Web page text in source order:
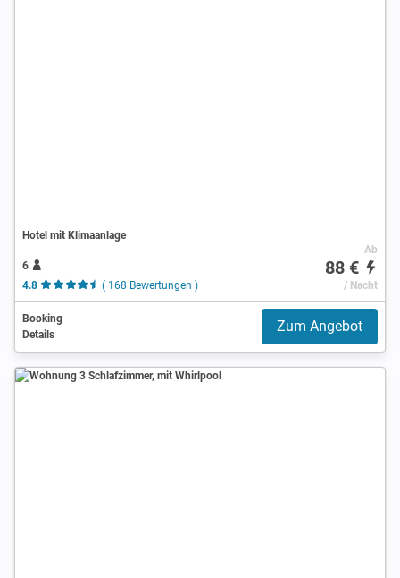
Hotel mit Klimaanlage
6
4.8
( 168 Bewertungen )
Ab
88 €
/ Nacht
Booking
Details
Zum Angebot